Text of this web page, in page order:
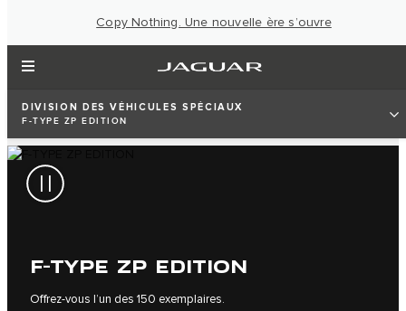
Copy Nothing. Une nouvelle ère s’ouvre
DIVISION DES VÉHICULES SPÉCIAUX
F-TYPE ZP EDITION
F-TYPE ZP EDITION
Offrez-vous l’un des 150 exemplaires.